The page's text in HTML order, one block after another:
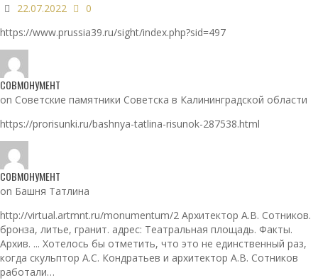
22.07.2022
0
https://www.prussia39.ru/sight/index.php?sid=497
СОВМОНУМЕНТ
on Советские памятники Советска в Калининградской области
https://prorisunki.ru/bashnya-tatlina-risunok-287538.html
СОВМОНУМЕНТ
on Башня Татлина
http://virtual.artmnt.ru/monumentum/2 Архитектор А.В. Сотников.
бронза, литье, гранит. адрес: Театральная площадь. Факты.
Архив. ... Хотелось бы отметить, что это не единственный раз,
когда скульптор А.С. Кондратьев и архитектор А.В. Сотников
работали…